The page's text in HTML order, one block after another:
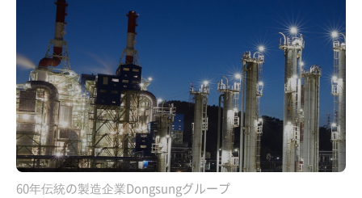
60年伝統の製造企業Dongsungグループ